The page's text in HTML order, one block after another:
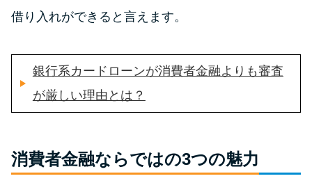
最速！最短40分で借りられるカ
特集ページ一覧
銀行カードローンを選ぶべき4つ
の理由
借り入れができると言えます。
銀行系カードローンが消費者金融よりも審査
が厳しい理由とは？
消費者金融ならではの3つの魅力